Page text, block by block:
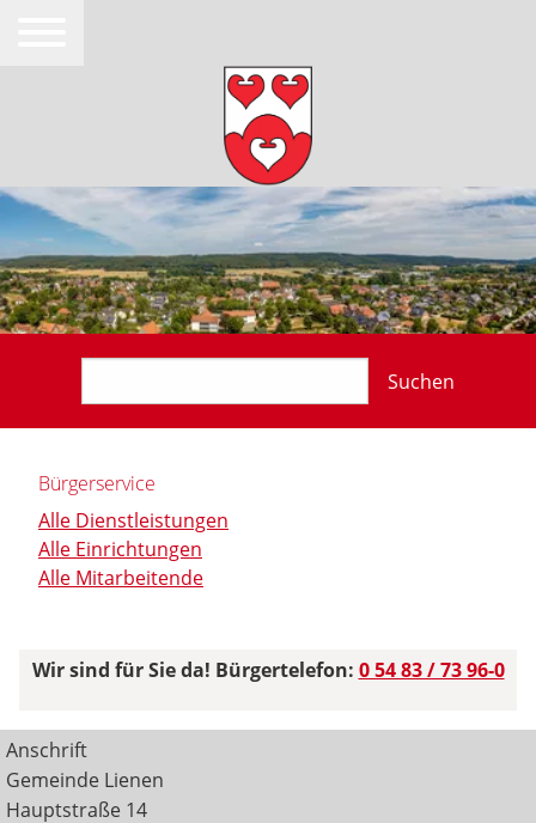
Suchen
Bürgerservice
Alle Dienstleistungen
Alle Einrichtungen
Alle Mitarbeitende
Wir sind für Sie da! Bürgertelefon: 0 54 83 / 73 96-0
Anschrift
Gemeinde Lienen
Hauptstraße 14